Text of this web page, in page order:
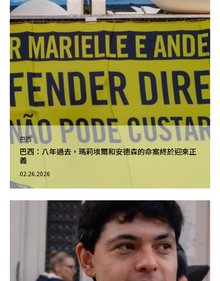
巴西
巴西：八年過去，瑪莉埃爾和安德森的命案終於迎來正
義
02.26.2026